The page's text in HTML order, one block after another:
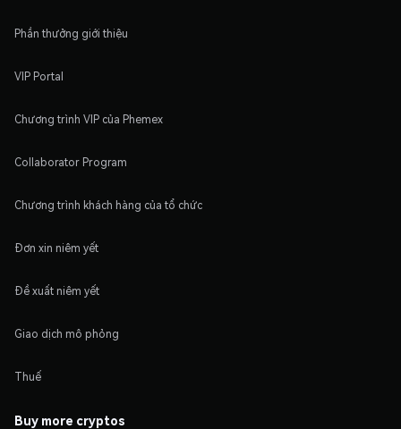
Phần thưởng giới thiệu
VIP Portal
Chương trình VIP của Phemex
Collaborator Program
Chương trình khách hàng của tổ chức
Đơn xin niêm yết
Đề xuất niêm yết
Giao dịch mô phỏng
Thuế
Buy more cryptos